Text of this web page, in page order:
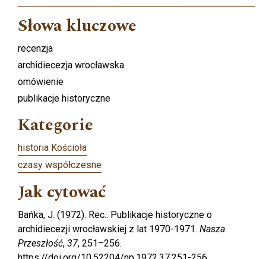
Słowa kluczowe
recenzja
archidiecezja wrocławska
omówienie
publikacje historyczne
Kategorie
historia Kościoła
czasy współczesne
Jak cytować
Bańka, J. (1972). Rec.: Publikacje historyczne o
archidiecezji wrocławskiej z lat 1970-1971. Nasza
Przeszłość, 37, 251–256.